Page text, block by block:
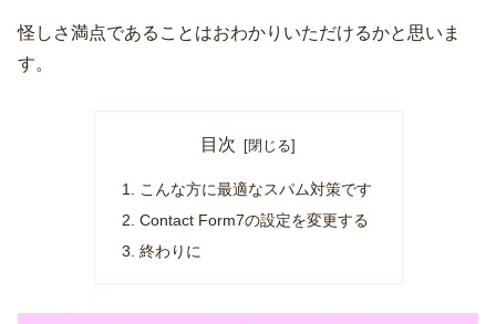
怪しさ満点であることはおわかりいただけるかと思いま
す。
目次
こんな方に最適なスパム対策です
Contact Form7の設定を変更する
終わりに